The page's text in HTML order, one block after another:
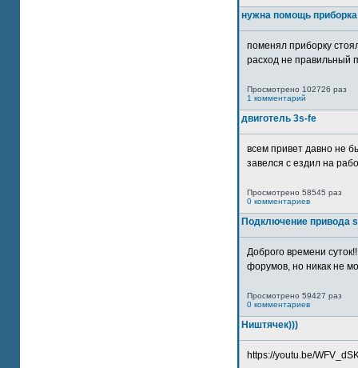
нужна помощь
поменял приборку
расход не правильный
Просмотрено 102726 раз
1 комментарий
двиготель 3s-fe
всем привет давно не
завелся с ездил на
Просмотрено 58545 раз
0 комментариев
Подключение привода
Доброго времени
форумов, но никак не
Просмотрено 59427 раз
0 комментариев
Ништячек)))
https://youtu.be/